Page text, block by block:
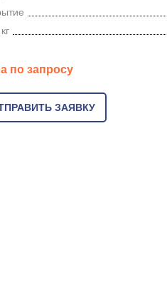
по запросу
ЗАЯВКУ